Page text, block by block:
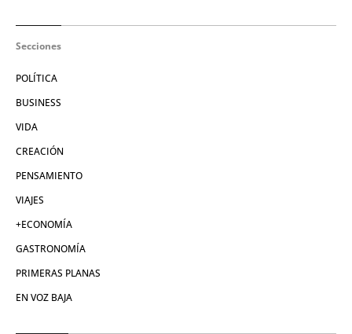
Secciones
POLÍTICA
BUSINESS
VIDA
CREACIÓN
PENSAMIENTO
VIAJES
+ECONOMÍA
GASTRONOMÍA
PRIMERAS PLANAS
EN VOZ BAJA